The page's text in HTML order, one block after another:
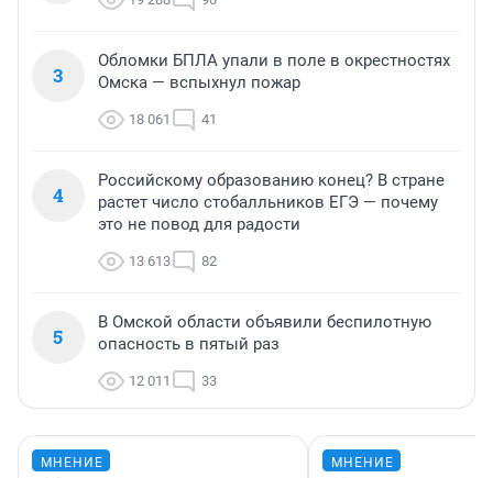
3
Обломки БПЛА упали в поле в окрестностях
Омска — вспыхнул пожар
18 061 41
4
Российскому образованию конец? В стране
растет число стобалльников ЕГЭ — почему
это не повод для радости
13 613 82
5
В Омской области объявили беспилотную
опасность в пятый раз
12 011 33
МНЕНИЕ МНЕНИЕ